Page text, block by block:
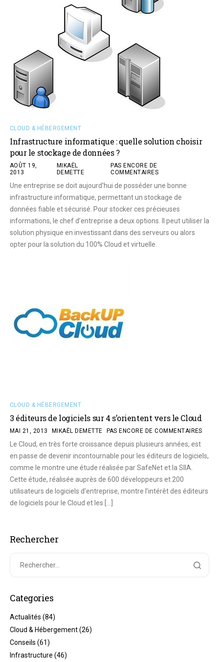
CLOUD & HÉBERGEMENT
Infrastructure informatique : quelle solution choisir
pour le stockage de données ?
AOÛT 19,
2013
MIKAËL
DEMETTE
PAS ENCORE DE
COMMENTAIRES
Une entreprise se doit aujourd’hui de posséder une bonne
infrastructure informatique, permettant un stockage de
données fiable et sécurisé. Pour stocker ces précieuses
informations, le chef d’entreprise a deux options. Il peut utiliser la
solution physique en investissant dans des serveurs ou alors
opter pour la solution du 100% Cloud et virtuelle.
CLOUD & HÉBERGEMENT
3 éditeurs de logiciels sur 4 s’orientent vers le Cloud
MAI 21, 2013 MIKAËL DEMETTE PAS ENCORE DE COMMENTAIRES
Le Cloud, en très forte croissance depuis plusieurs années, est
en passe de devenir incontournable pour les éditeurs de logiciels,
comme le montre une étude réalisée par SafeNet et la SIIA.
Cette étude, réalisée auprès de 600 développeurs et 200
utilisateurs de logiciels d’entreprise, montre l’intérêt des éditeurs
de logiciels pour le Cloud et les […]
Rechercher
Categories
Actualités (84)
Cloud & Hébergement(26)
Conseils (61)
Infrastructure (46)